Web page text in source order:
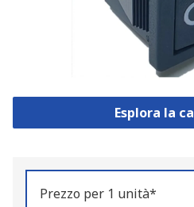
Esplora la
Prezzo per 1 unità*